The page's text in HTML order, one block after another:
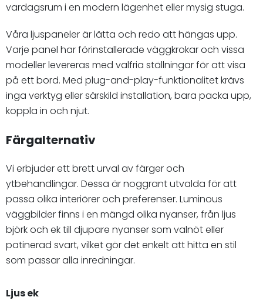
vardagsrum i en modern lägenhet eller mysig stuga.
Våra ljuspaneler är lätta och redo att hängas upp.
Varje panel har förinstallerade väggkrokar och vissa
modeller levereras med valfria ställningar för att visa
på ett bord. Med plug-and-play-funktionalitet krävs
inga verktyg eller särskild installation, bara packa upp,
koppla in och njut.
Färgalternativ
Vi erbjuder ett brett urval av färger och
ytbehandlingar. Dessa är noggrant utvalda för att
passa olika interiörer och preferenser. Luminous
väggbilder finns i en mängd olika nyanser, från ljus
björk och ek till djupare nyanser som valnöt eller
patinerad svart, vilket gör det enkelt att hitta en stil
som passar alla inredningar.
Ljus ek